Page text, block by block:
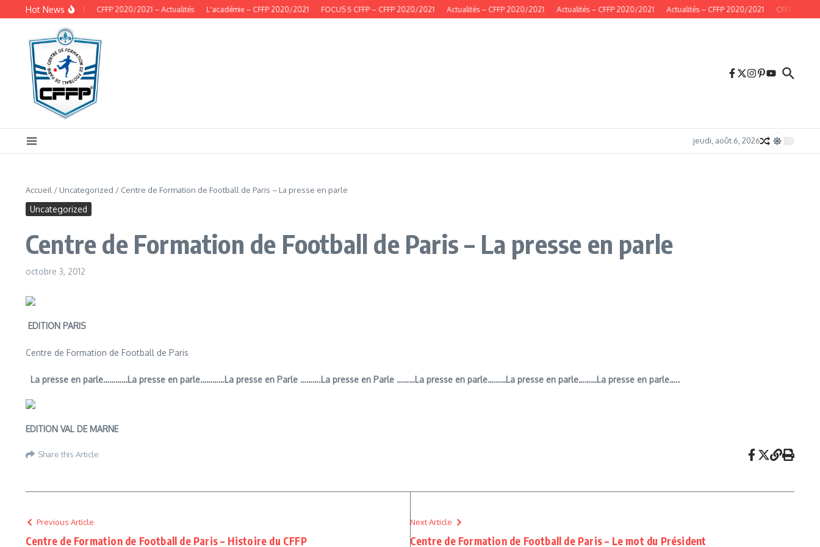
Aller au contenu
Hot News
– CFFP 2020/2021 CFFP 2020/2021 – Actualités L'académie – CFFP 2020/2021 FOCUS 5 CFFP – CFFP 2020/2021 Actualités – CFFP 2020/2021 Actualités – CFFP 2020/2021 Actualités – CFFP 2020/2021 CFFP 2020/
jeudi, août 6, 2026
Accueil / Uncategorized / Centre de Formation de Football de Paris – La presse en parle
Uncategorized
Centre de Formation de Football de Paris – La presse en parle
octobre 3, 2012
EDITION PARIS
Centre de Formation de Football de Paris
La presse en parle…………La presse en parle…………La presse en Parle ……….La presse en Parle ………La presse en parle………La presse en parle………La presse en parle…..
EDITION VAL DE MARNE
Share this Article
Previous Article
Centre de Formation de Football de Paris – Histoire du CFFP
Next Article
Centre de Formation de Football de Paris – Le mot du Président